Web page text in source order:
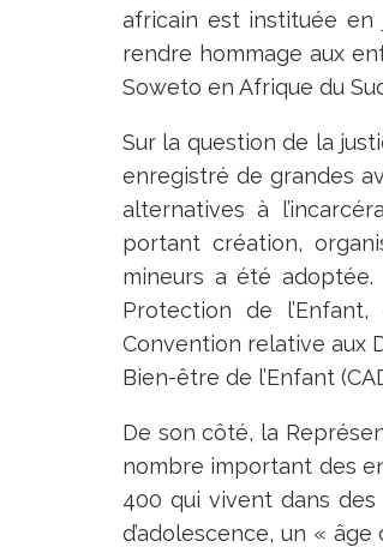
africain est instituée en
rendre hommage aux
Soweto en Afrique du
Sur la question de la
enregistré de grandes
alternatives à
portant création,
mineurs a été
Protection de
Convention relative aux
Bien-être de l’Enfant
De son côté, la
nombre important des
400 qui vivent dans
d’adolescence, un «